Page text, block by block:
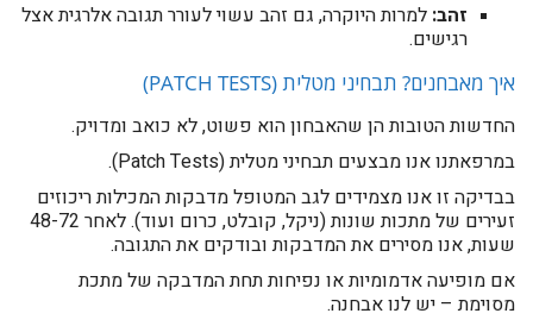
זהב: למרות היוקרה, גם זהב עשוי לעורר תגובה אלרגית אצל
רגישים.
איך מאבחנים? תבחיני מטלית (PATCH TESTS)
החדשות הטובות הן שהאבחון הוא פשוט, לא כואב ומדויק.
במרפאתנו אנו מבצעים תבחיני מטלית (Patch Tests).
בבדיקה זו אנו מצמידים לגב המטופל מדבקות המכילות ריכוזים
זעירים של מתכות שונות (ניקל, קובלט, כרום ועוד). לאחר 48-72
שעות, אנו מסירים את המדבקות ובודקים את התגובה.
אם מופיעה אדמומיות או נפיחות תחת המדבקה של מתכת
מסוימת – יש לנו אבחנה.